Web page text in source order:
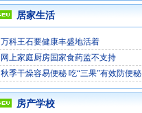
居家生活
万科王石要健康丰盛地活着
网上家庭厨房国家食药监不支持
秋季干燥容易便秘 吃“三果”有效防便秘
房产学校